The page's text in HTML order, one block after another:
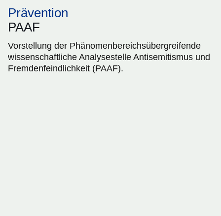
Prävention
PAAF
Vorstellung der Phänomenbereichsübergreifende
wissenschaftliche Analysestelle Antisemitismus und
Fremdenfeindlichkeit (PAAF).